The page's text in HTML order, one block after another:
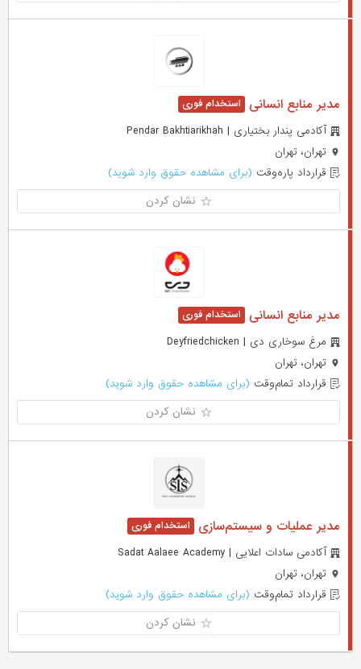
مدیر منابع انسانی
آکادمی پندار بختیاری | Pendar Bakhtiarikhah
تهران، تهران
قرارداد پاره‌وقت (برای مشاهده حقوق وارد شوید)
نشان کردن
مدیر منابع انسانی
مرغ سوخاری دی | Deyfriedchicken
تهران، تهران
قرارداد تمام‌وقت (برای مشاهده حقوق وارد شوید)
نشان کردن
مدیر عملیات و سیستم‌سازی
آکادمی سادات اعلایی | Sadat Aalaee Academy
تهران، تهران
قرارداد تمام‌وقت (برای مشاهده حقوق وارد شوید)
نشان کردن